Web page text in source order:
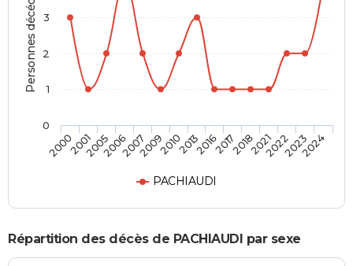
Personnes décédées
PACHIAUDI
200020012005200620072009201020132016201720182021202220232024
0
1
2
3
Répartition des décès de PACHIAUDI par sexe